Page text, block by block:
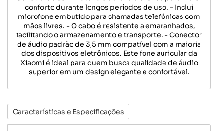
conforto durante longos períodos de uso. - Inclui
microfone embutido para chamadas telefônicas com
mãos livres. - O cabo é resistente a emaranhados,
facilitando o armazenamento e transporte. - Conector
de áudio padrão de 3,5 mm compatível com a maioria
dos dispositivos eletrônicos. Este fone auricular da
Xiaomi é ideal para quem busca qualidade de áudio
superior em um design elegante e confortável.
Características e Especificações